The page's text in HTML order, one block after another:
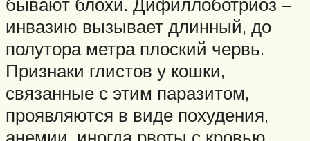
инвазию вызывает длинный, до
полутора метра плоский червь.
Признаки глистов у кошки,
связанные с этим паразитом,
проявляются в виде похудения,